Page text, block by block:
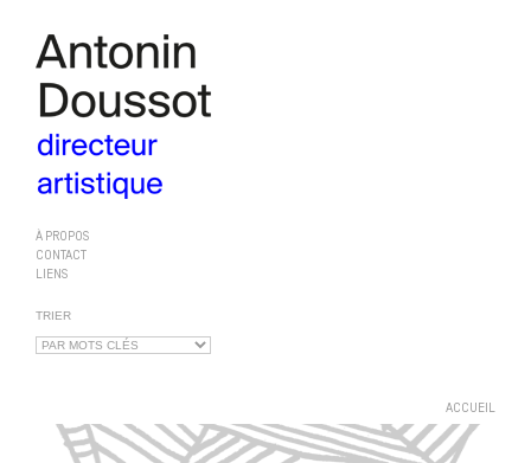
À PROPOS
CONTACT
LIENS
TRIER
ACCUEIL